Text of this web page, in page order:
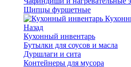
Щипцы фуршетные
Назад
Кухонный инвентарь
Бутылки для соусов и масла
Дуршлаги и сита
Контейнеры для мусора